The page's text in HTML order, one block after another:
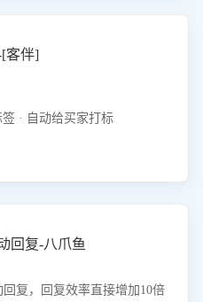
客伴]
· 自动给买家打标
回复-八爪鱼
复，回复效率直接增加10倍